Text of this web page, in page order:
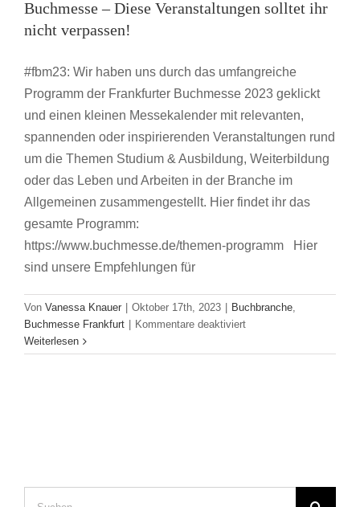
Buchmesse – Diese Veranstaltungen solltet ihr
nicht verpassen!
#fbm23: Wir haben uns durch das umfangreiche
Programm der Frankfurter Buchmesse 2023 geklickt
und einen kleinen Messekalender mit relevanten,
spannenden oder inspirierenden Veranstaltungen rund
um die Themen Studium & Ausbildung, Weiterbildung
oder das Leben und Arbeiten in der Branche im
Allgemeinen zusammengestellt. Hier findet ihr das
gesamte Programm:
https://www.buchmesse.de/themen-programm Hier
sind unsere Empfehlungen für
Von Vanessa Knauer Oktober 17th, 2023 Buchbranche,
Buchmesse Frankfurt
Kommentare deaktiviertfür
Empfehlungen
Weiterlesen